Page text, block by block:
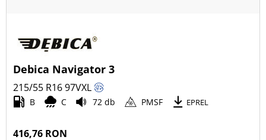
Debica Navigator 3
215/55 R1697VXL
B C 72 db PMSF EPREL
416,76 RON